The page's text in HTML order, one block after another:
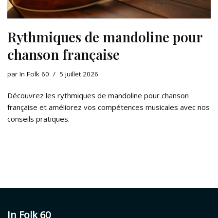
Rythmiques de mandoline pour
chanson française
par In Folk 60 5 juillet 2026
Découvrez les rythmiques de mandoline pour chanson
française et améliorez vos compétences musicales avec nos
conseils pratiques.
In Folk 60